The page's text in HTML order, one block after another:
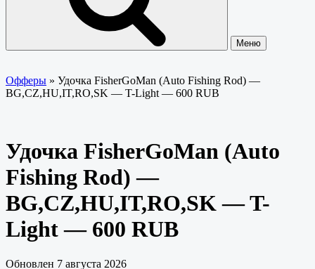
Меню
Офферы » Удочка FisherGoMan (Auto Fishing Rod) —
BG,CZ,HU,IT,RO,SK — T-Light — 600 RUB
Удочка FisherGoMan (Auto
Fishing Rod) —
BG,CZ,HU,IT,RO,SK — T-
Light — 600 RUB
Обновлен 7 августа 2026